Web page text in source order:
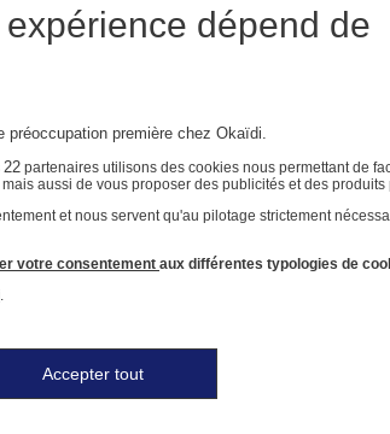
dépend de
préoccupation première chez Okaïdi.
22 partenaires utilisons des cookies nous permettant de
aussi de vous proposer des publicités et des
et nous servent qu'au pilotage strictement
votre consentement aux différentes typologies de
.
Accepter tout